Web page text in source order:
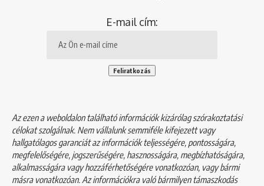
E-mail cím:
Az ezen a weboldalon található információk kizárólag szórakoztatási
célokat szolgálnak. Nem vállalunk semmiféle kifejezett vagy
hallgatólagos garanciát az információk teljességére, pontosságára,
megfelelőségére, jogszerűségére, hasznosságára, megbízhatóságára,
alkalmasságára vagy hozzáférhetőségére vonatkozóan, vagy bármi
másra vonatkozóan. Az információkra való bármilyen támaszkodás